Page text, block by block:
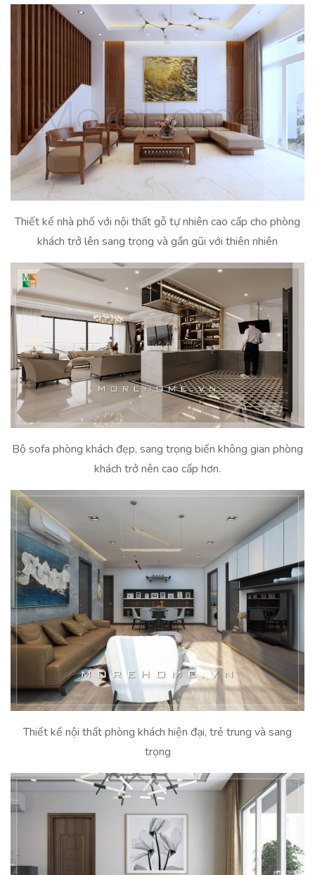
Thiết kế nhà phố với nội thất gỗ tự nhiên cao cấp cho phòng
khách trở lên sang trọng và gần gũi với thiên nhiên
Bộ sofa phòng khách đẹp, sang trọng biến không gian phòng
khách trở nên cao cấp hơn.
Thiết kế nội thất phòng khách hiện đại, trẻ trung và sang
trọng